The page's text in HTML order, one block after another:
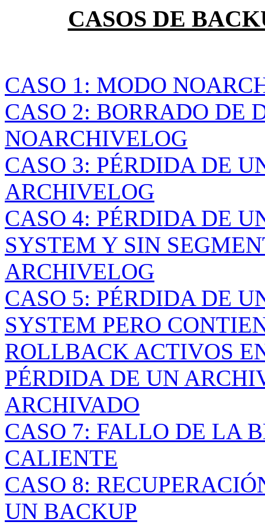
CASOS DE
CASO 1: MODO
CASO 2: BORRADO DE
NOARCHIVELOG
CASO 3: PÉRDIDA DE
ARCHIVELOG
CASO 4: PÉRDIDA DE
SYSTEM Y SIN
ARCHIVELOG
CASO 5: PÉRDIDA DE
SYSTEM PERO
ROLLBACK ACTIVOS
PÉRDIDA DE UN
ARCHIVADO
CASO 7: FALLO DE LA
CALIENTE
CASO 8:
UN BACKUP